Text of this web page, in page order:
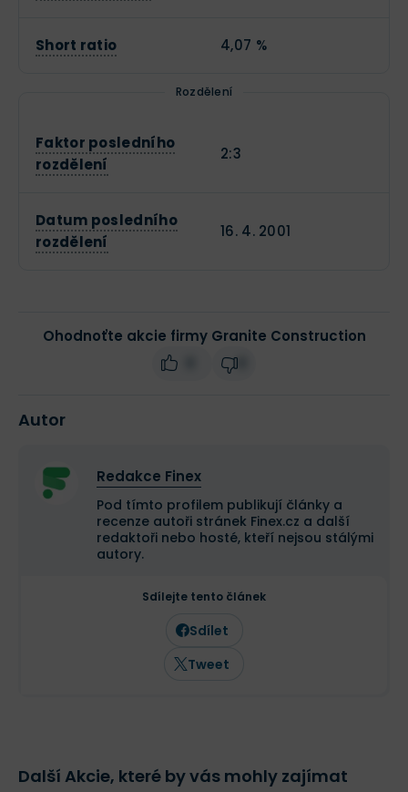
Short ratio 4,07 %
Rozdělení
Faktor posledního
rozdělení
2:3
Datum posledního
rozdělení
16. 4. 2001
Ohodnoťte akcie firmy Granite Construction
Autor
Redakce Finex
Pod tímto profilem publikují články a
recenze autoři stránek Finex.cz a další
redaktoři nebo hosté, kteří nejsou stálými
autory.
Sdílejte tento článek
Sdílet
Tweet
Další Akcie, které by vás mohly zajímat